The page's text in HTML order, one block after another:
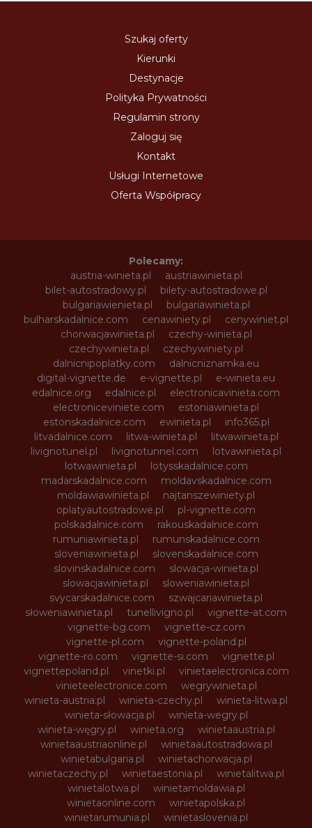
Szukaj oferty
Kierunki
Destynacje
Polityka Prywatności
Regulamin strony
Zaloguj się
Kontakt
Usługi Internetowe
Oferta Współpracy
Polecamy:
austria-winieta.pl
austriawinieta.pl
bilet-autostradowy.pl
bilety-autostradowe.pl
bulgariawienieta.pl
bulgariawinieta.pl
bulharskadalnice.com
cenawiniety.pl
cenywiniet.pl
chorwacjawinieta.pl
czechy-winieta.pl
czechywinieta.pl
czechywiniety.pl
dalnicnipoplatky.com
dalnicniznamka.eu
digital-vignette.de
e-vignette.pl
e-winieta.eu
edalnice.org
edalnice.pl
electronicavinieta.com
electroniceviniete.com
estoniawinieta.pl
estonskadalnice.com
ewinieta.pl
info365.pl
litvadalnice.com
litwa-winieta.pl
litwawinieta.pl
livignotunel.pl
livignotunnel.com
lotvawinieta.pl
lotwawinieta.pl
lotysskadalnice.com
madarskadalnice.com
moldavskadalnice.com
moldawiawinieta.pl
najtanszewiniety.pl
oplatyautostradowe.pl
pl-vignette.com
polskadalnice.com
rakouskadalnice.com
rumuniawinieta.pl
rumunskadalnice.com
sloveniawinieta.pl
slovenskadalnice.com
slovinskadalnice.com
slowacja-winieta.pl
slowacjawinieta.pl
sloweniawinieta.pl
svycarskadalnice.com
szwajcariawinieta.pl
słoweniawinieta.pl
tunellivigno.pl
vignette-at.com
vignette-bg.com
vignette-cz.com
vignette-pl.com
vignette-poland.pl
vignette-ro.com
vignette-si.com
vignette.pl
vignettepoland.pl
vinetki.pl
vinietaelectronica.com
vinieteelectronice.com
wegrywinieta.pl
winieta-austria.pl
winieta-czechy.pl
winieta-litwa.pl
winieta-słowacja.pl
winieta-wegry.pl
winieta-węgry.pl
winieta.org
winietaaustria.pl
winietaaustriaonline.pl
winietaautostradowa.pl
winietabulgaria.pl
winietachorwacja.pl
winietaczechy.pl
winietaestonia.pl
winietalitwa.pl
winietalotwa.pl
winietamoldawia.pl
winietaonline.com
winietapolska.pl
winietarumunia.pl
winietaslovenia.pl